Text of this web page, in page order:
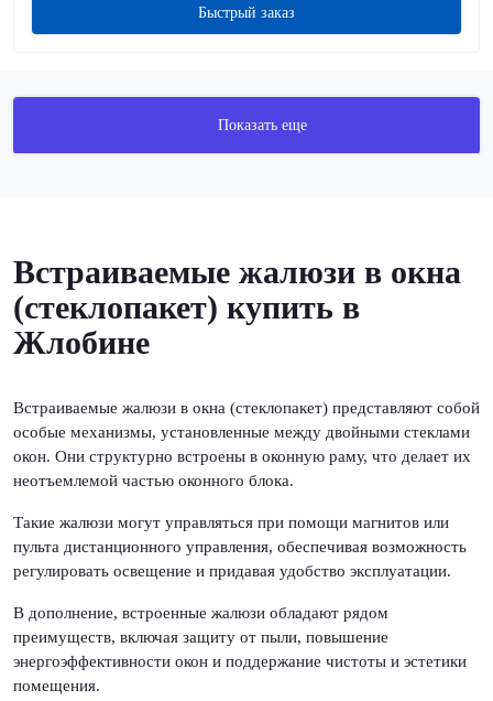
Быстрый заказ
Показать еще
Встраиваемые жалюзи в окна
(стеклопакет) купить в
Жлобине
Встраиваемые жалюзи в окна (стеклопакет) представляют собой
особые механизмы, установленные между двойными стеклами
окон. Они структурно встроены в оконную раму, что делает их
неотъемлемой частью оконного блока.
Такие жалюзи могут управляться при помощи магнитов или
пульта дистанционного управления, обеспечивая возможность
регулировать освещение и придавая удобство эксплуатации.
В дополнение, встроенные жалюзи обладают рядом
преимуществ, включая защиту от пыли, повышение
энергоэффективности окон и поддержание чистоты и эстетики
помещения.